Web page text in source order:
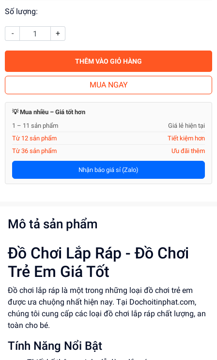
Số lượng:
- +
THÊM VÀO GIỎ HÀNG
MUA NGAY
💡 Mua nhiều – Giá tốt hơn
1 – 11 sản phẩm
Giá lẻ hiện tại
Từ 12 sản phẩm
Tiết kiệm hơn
Từ 36 sản phẩm
Ưu đãi thêm
Nhận báo giá sỉ (Zalo)
Mô tả sản phẩm
Đồ Chơi Lắp Ráp - Đồ Chơi
Trẻ Em Giá Tốt
Đồ chơi lắp ráp là một trong những loại đồ chơi trẻ em
được ưa chuộng nhất hiện nay. Tại Dochoitinphat.com,
chúng tôi cung cấp các loại đồ chơi lắp ráp chất lượng, an
toàn cho bé.
Tính Năng Nổi Bật